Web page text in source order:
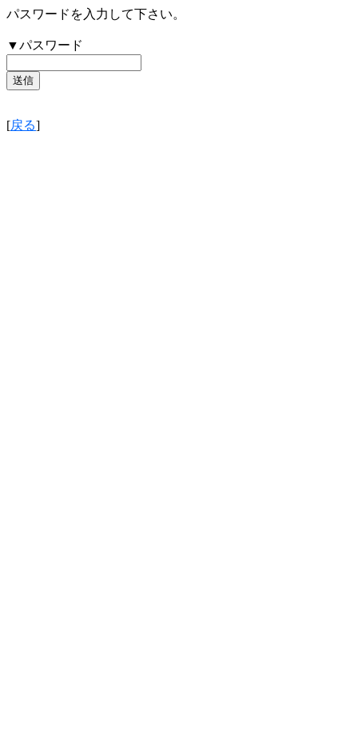
パスワードを入力して下さい。
▼パスワード
[戻る]